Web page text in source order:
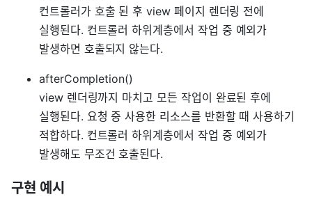
컨트롤러가 호출 된 후 view 페이지 렌더링 전에
실행된다. 컨트롤러 하위계층에서 작업 중 예외가
발생하면 호출되지 않는다.
afterCompletion()
view 렌더링까지 마치고 모든 작업이 완료된 후에
실행된다. 요청 중 사용한 리소스를 반환할 때 사용하기
적합하다. 컨트롤러 하위계층에서 작업 중 예외가
발생해도 무조건 호출된다.
구현 예시